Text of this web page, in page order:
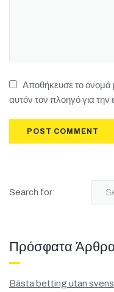
Αποθήκευσε το όνομά
αυτόν τον πλοηγό για
Search for:
Πρόσφατα
Bästa betting utan